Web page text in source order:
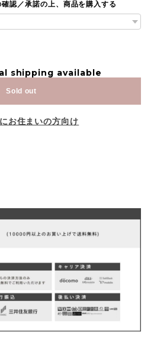
認／承諾の上、商品を購入する
shipping available
Sold out
お住まいの方向け